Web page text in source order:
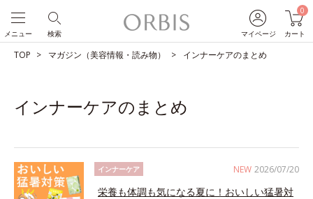
マイページ
0
カート
検索
メニュー
TOP マガジン（美容情報・読み物） インナーケアのまとめ
インナーケアのまとめ
NEW 2026/07/20
インナーケア
栄養も体調も気になる夏に！おいしい猛暑対